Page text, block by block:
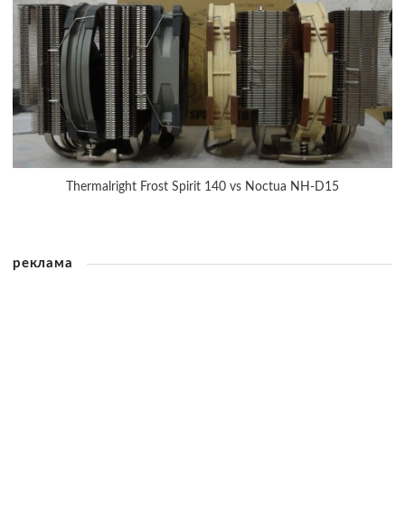
Thermalright Frost Spirit 140 vs Noctua NH-D15
реклама